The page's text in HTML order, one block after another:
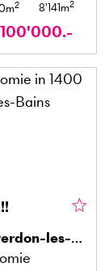
m2 8'141m2
les-Bains